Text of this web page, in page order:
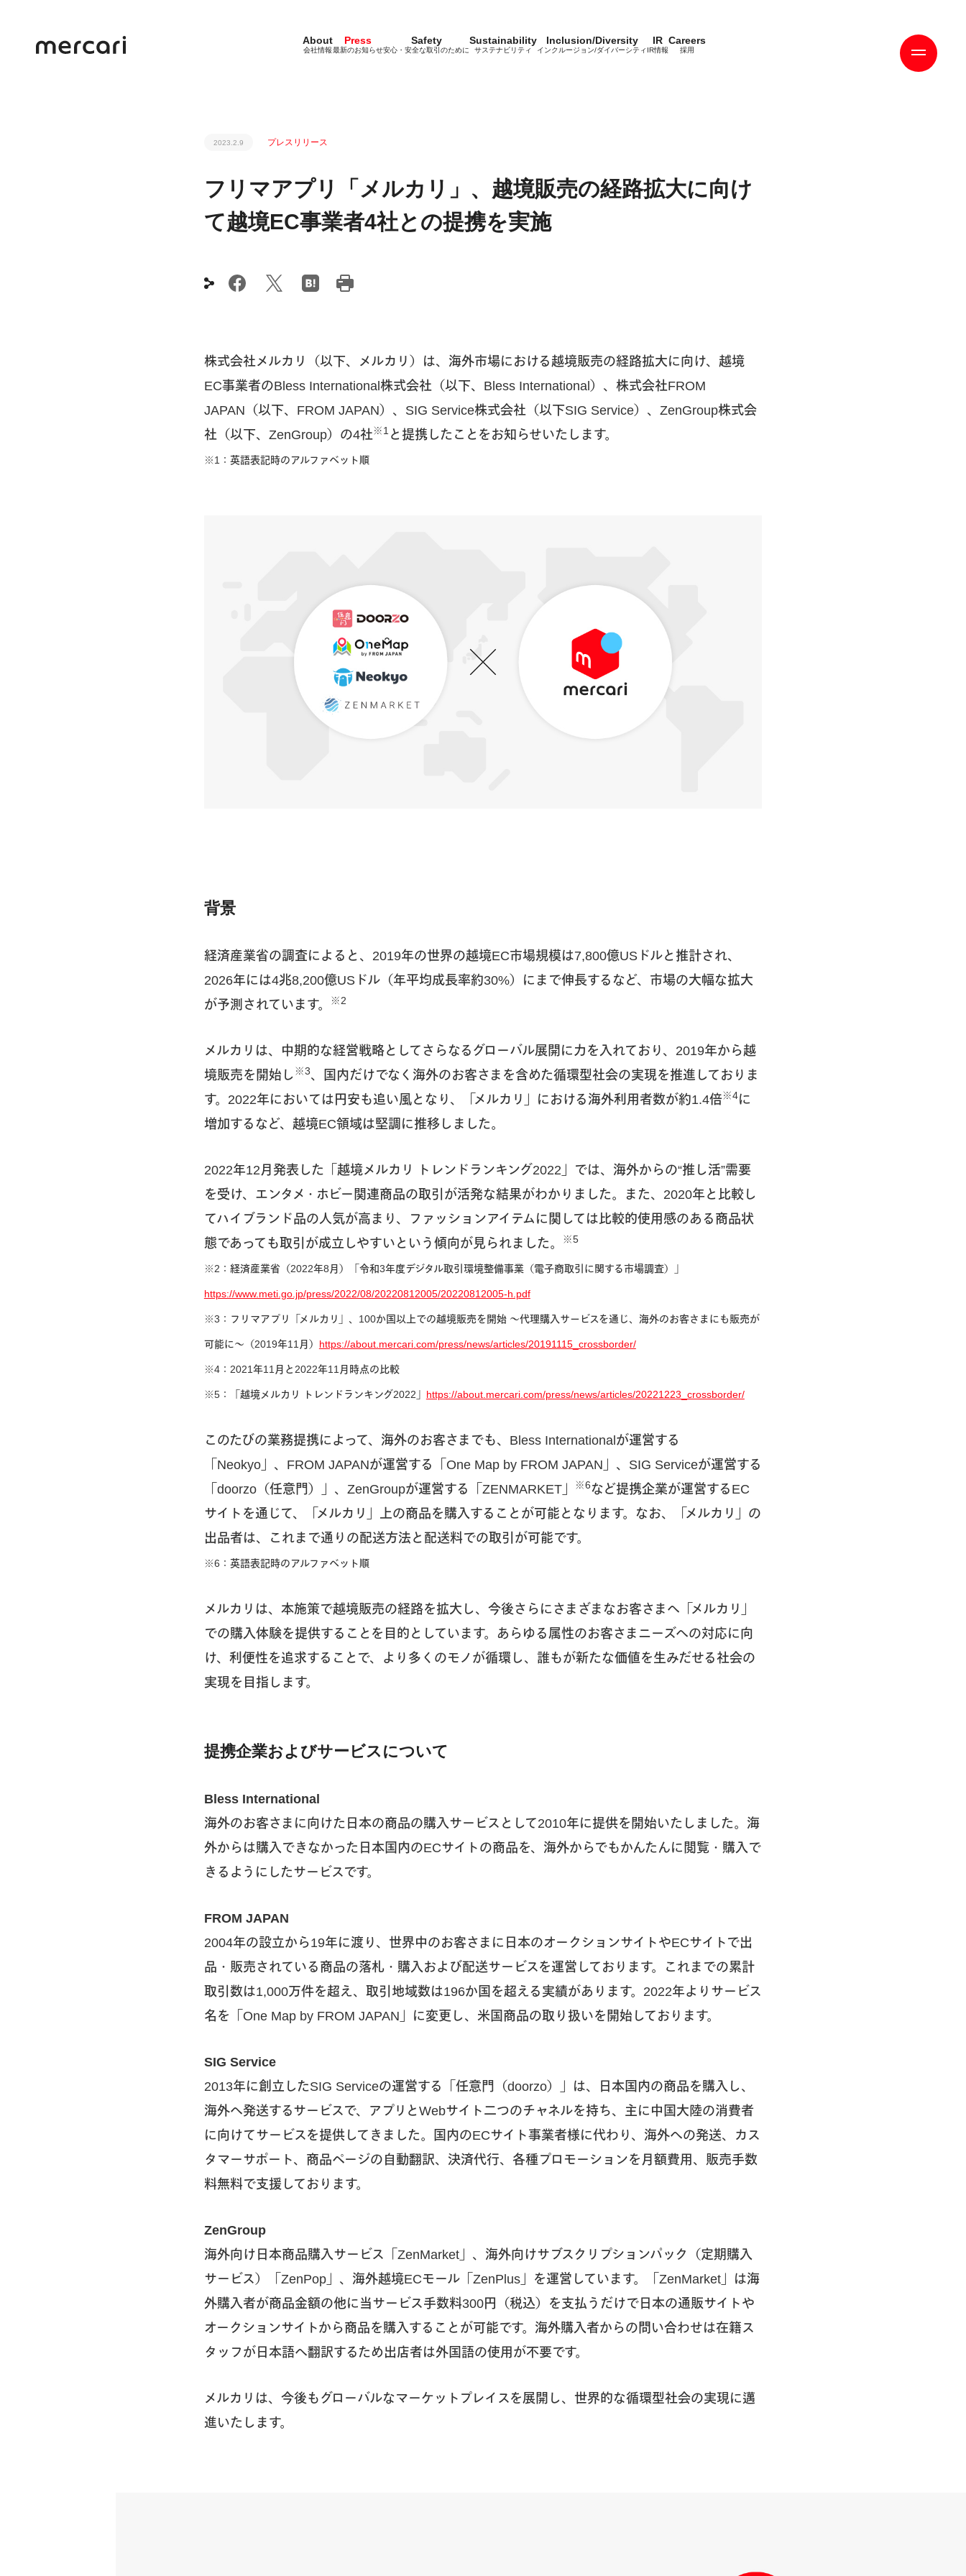
About
会社情報
Press
最新のお知らせ
Safety
安心・安全な取引のために
Sustainability
サステナビリティ
Inclusion/Diversity
インクルージョン/ダイバーシティ
IR
IR情報
Careers
採用
2023.2.9 プレスリリース
フリマアプリ「メルカリ」、越境販売の経路拡大に向け
て越境EC事業者4社との提携を実施
株式会社メルカリ（以下、メルカリ）は、海外市場における越境販売の経路拡大に向け、越境
EC事業者のBless International株式会社（以下、Bless International）、株式会社FROM
JAPAN（以下、FROM JAPAN）、SIG Service株式会社（以下SIG Service）、ZenGroup株式会
社（以下、ZenGroup）の4社※1 と提携したことをお知らせいたします。
※1：英語表記時のアルファベット順
背景
経済産業省の調査によると、2019年の世界の越境EC市場規模は7,800億USドルと推計され、
2026年には4兆8,200億USドル（年平均成長率約30%）にまで伸長するなど、市場の大幅な拡大
が予測されています。
※2
メルカリは、中期的な経営戦略としてさらなるグローバル展開に力を入れており、2019年から越
境販売を開始し ※3、国内だけでなく海外のお客さまを含めた循環型社会の実現を推進しておりま
す。2022年においては円安も追い風となり、「メルカリ」における海外利用者数が約1.4倍 ※4に
増加するなど、越境EC領域は堅調に推移しました。
2022年12月発表した「越境メルカリ トレンドランキング2022」では、海外からの“推し活”需要
を受け、エンタメ・ホビー関連商品の取引が活発な結果がわかりました。また、2020年と比較し
てハイブランド品の人気が高まり、ファッションアイテムに関しては比較的使用感のある商品状
態であっても取引が成立しやすいという傾向が見られました。
※5
※2：経済産業省（2022年8月）「令和3年度デジタル取引環境整備事業（電子商取引に関する市場調査）」
https://www.meti.go.jp/press/2022/08/20220812005/20220812005-h.pdf
※3：フリマアプリ「メルカリ」、100か国以上での越境販売を開始 〜代理購入サービスを通じ、海外のお客さまにも販売が
可能に〜（2019年11月） https://about.mercari.com/press/news/articles/20191115_crossborder/
※4：2021年11月と2022年11月時点の比較
※5：「越境メルカリ トレンドランキング2022」 https://about.mercari.com/press/news/articles/20221223_crossborder/
このたびの業務提携によって、海外のお客さまでも、Bless Internationalが運営する
「Neokyo」、FROM JAPANが運営する「One Map by FROM JAPAN」、SIG Serviceが運営する
「doorzo（任意門）」、ZenGroupが運営する「ZENMARKET」
※6など提携企業が運営するEC
サイトを通じて、「メルカリ」上の商品を購入することが可能となります。なお、「メルカリ」の
出品者は、これまで通りの配送方法と配送料での取引が可能です。
※6：英語表記時のアルファベット順
メルカリは、本施策で越境販売の経路を拡大し、今後さらにさまざまなお客さまへ「メルカリ」
での購入体験を提供することを目的としています。あらゆる属性のお客さまニーズへの対応に向
け、利便性を追求することで、より多くのモノが循環し、誰もが新たな価値を生みだせる社会の
実現を目指します。
提携企業およびサービスについて
Bless International
海外のお客さまに向けた日本の商品の購入サービスとして2010年に提供を開始いたしました。海
外からは購入できなかった日本国内のECサイトの商品を、海外からでもかんたんに閲覧・購入で
きるようにしたサービスです。
FROM JAPAN
2004年の設立から19年に渡り、世界中のお客さまに日本のオークションサイトやECサイトで出
品・販売されている商品の落札・購入および配送サービスを運営しております。これまでの累計
取引数は1,000万件を超え、取引地域数は196か国を超える実績があります。2022年よりサービス
名を「One Map by FROM JAPAN」に変更し、米国商品の取り扱いを開始しております。
SIG Service
2013年に創立したSIG Serviceの運営する「任意門（doorzo）」は、日本国内の商品を購入し、
海外へ発送するサービスで、アプリとWebサイト二つのチャネルを持ち、主に中国大陸の消費者
に向けてサービスを提供してきました。国内のECサイト事業者様に代わり、海外への発送、カス
タマーサポート、商品ページの自動翻訳、決済代行、各種プロモーションを月額費用、販売手数
料無料で支援しております。
ZenGroup
海外向け日本商品購入サービス「ZenMarket」、海外向けサブスクリプションパック（定期購入
サービス）「ZenPop」、海外越境ECモール「ZenPlus」を運営しています。「ZenMarket」は海
外購入者が商品金額の他に当サービス手数料300円（税込）を支払うだけで日本の通販サイトや
オークションサイトから商品を購入することが可能です。海外購入者からの問い合わせは在籍ス
タッフが日本語へ翻訳するため出店者は外国語の使用が不要です。
メルカリは、今後もグローバルなマーケットプレイスを展開し、世界的な循環型社会の実現に邁
進いたします。